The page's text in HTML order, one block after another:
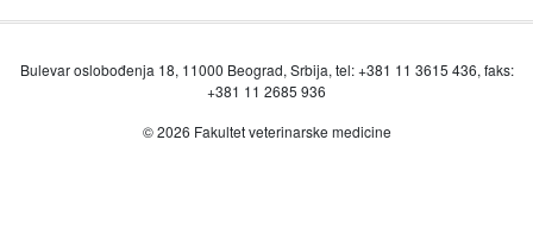
Bulevar oslobođenja 18, 11000 Beograd, Srbija, tel: +381 11 3615 436, faks:
+381 11 2685 936
© 2026 Fakultet veterinarske medicine